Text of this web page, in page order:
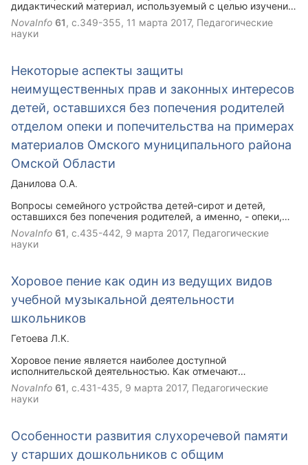
дидактический материал, используемый с целью изучения
иностранного языка в сфере юриспруденции. Цель работы
— проанализировать теоретическую базу по указанному
вопросу, охарактеризовать аутентичные фильмы как
специфики работы с фильмами на иностранном языке, а
NovaInfo 61 , с.349-355, 11 марта 2017, Педагогические
науки
Некоторые аспекты защиты
неимущественных прав и законных интересов
детей, оставшихся без попечения родителей
отделом опеки и попечительства на примерах
материалов Омского муниципального района
Омской Области
Данилова О.А.
Вопросы семейного устройства детей-сирот и детей,
оставшихся без попечения родителей, а именно, - опеки,
попечительства, усыновления и лишения или ограничения
родительских прав в настоящее время очень актуальны
для России. А защита неимущественных прав и законных
данной работе,на примере Омского муниципального
района Омской области, будет показано, как проводится
работа по защите прав детей сирот.
NovaInfo 61 , с.435-442, 9 марта 2017, Педагогические
науки
Хоровое пение как один из ведущих видов
учебной музыкальной деятельности
школьников
Гетоева Л.К.
Хоровое пение является наиболее доступной
исполнительской деятельностью. Как отмечают
специалисты, певческий голос может быть воспитан
практически у всех, за исключением патологических
случаев. Грамотное певческое развитие, с учетом
голосового аппарата.
NovaInfo 61 , с.431-435, 9 марта 2017, Педагогические
науки
Особенности развития слухоречевой памяти
у старших дошкольников с общим